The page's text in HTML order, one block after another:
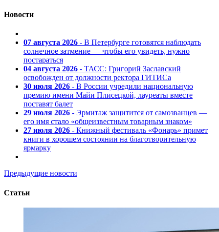
Новости
07 августа 2026 - В Петербурге готовятся наблюдать
солнечное затмение — чтобы его увидеть, нужно
постараться
04 августа 2026 - ТАСС: Григорий Заславский
освобожден от должности ректора ГИТИСа
30 июля 2026 - В России учредили национальную
премию имени Майи Плисецкой, лауреаты вместе
поставят балет
29 июля 2026 - Эрмитаж защитится от самозванцев —
его имя стало «общеизвестным товарным знаком»
27 июля 2026 - Книжный фестиваль «Фонарь» примет
книги в хорошем состоянии на благотворительную
ярмарку
Предыдущие новости
Статьи